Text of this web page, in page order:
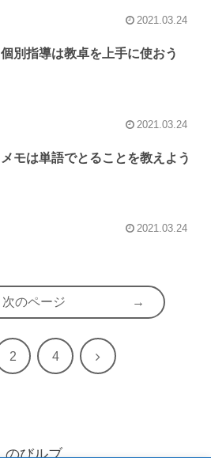
2021.03.24
個別指導は教卓を上手に使おう
2021.03.24
メモは単語でとることを教えよう
2021.03.24
次のページ
2 4 次
のびルブ